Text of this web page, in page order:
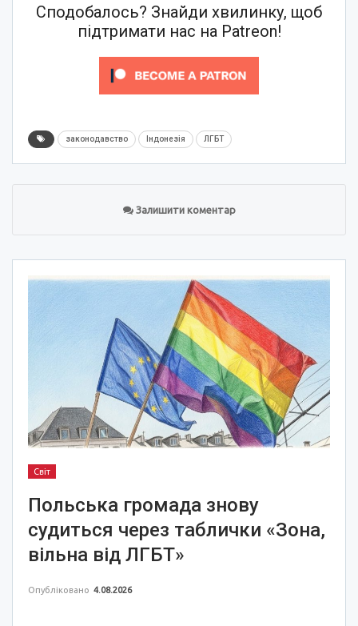
Сподобалось? Знайди хвилинку, щоб
підтримати нас на Patreon!
законодавство Індонезія ЛГБТ
Залишити коментар
Світ
Польська громада знову
судиться через таблички «Зона,
вільна від ЛГБТ»
Опубліковано 4.08.2026